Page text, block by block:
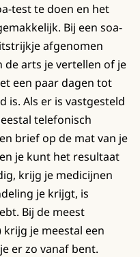
test te doen en het
Bij een soa-
afgenomen
de arts je vertellen of je
een paar dagen tot
is. Als er is vastgesteld
telefonisch
brief op de mat van je
je kunt het resultaat
krijg je medicijnen
je krijgt, is
Bij de meest
je meestal een
er zo vanaf bent.